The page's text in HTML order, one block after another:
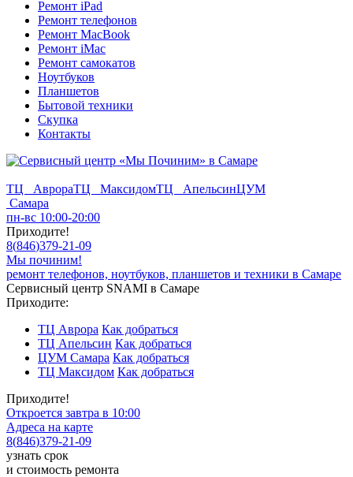
Ремонт iPad
Ремонт телефонов
Ремонт MacBook
Ремонт iMac
Ремонт самокатов
Ноутбуков
Планшетов
Бытовой техники
Скупка
Контакты
ТЦ АврораТЦ МаксидомТЦ АпельсинЦУМ
Самара
пн-вс 10:00-20:00
Приходите!
8(846)379-21-09
Мы починим!
ремонт телефонов, ноутбуков, планшетов и техники в Самаре
Сервисный центр SNAMI в Самаре
Приходите:
ТЦ Аврора Как добраться
ТЦ Апельсин Как добраться
ЦУМ Самара Как добраться
ТЦ Максидом Как добраться
Приходите!
Откроется завтра в 10:00
Адреса на карте
8(846)379-21-09
узнать срок
и стоимость ремонта